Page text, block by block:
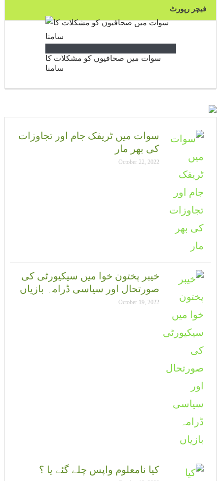
فیچر رپورٹ
سوات میں صحافیوں کو مشکلات کا
سامنا
سوات میں ٹریفک جام اور تجاوزات
کی بھر مار
October 22, 2022
خیبر پختون خوا میں سیکیورٹی کی
صورتحال اور سیاسی ڈرامہ بازیاں
October 19, 2022
کیا نامعلوم واپس چلے گئے یا ؟